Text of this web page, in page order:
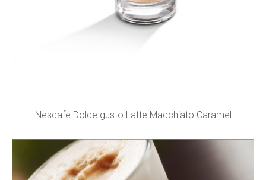
Nescafe Dolce gusto Latte Macchiato Caramel